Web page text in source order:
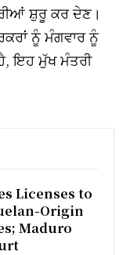
ਸ਼ੁਰੂ ਕਰ ਦੇਣ।
ਨੂੰ ਮੰਗਵਾਰ ਨੂੰ
ਇਹ ਮੁੱਖ ਮੰਤਰੀ
Licenses to
Origin
Maduro